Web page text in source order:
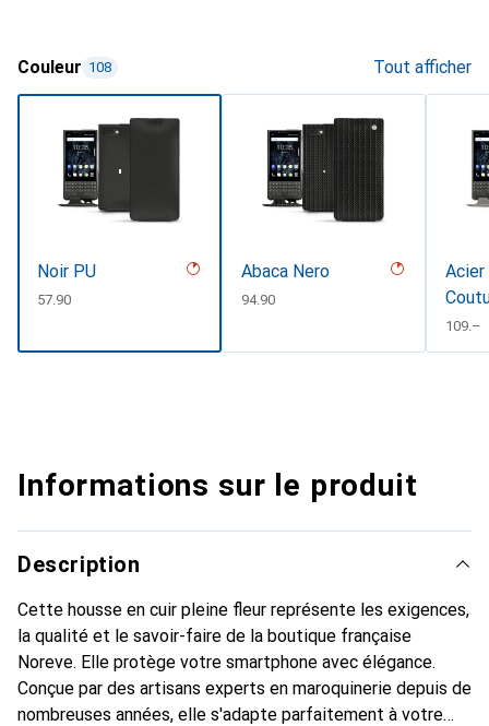
Couleur 108 Tout afficher
Noir PU
CHF
57.90
Abaca Nero
CHF
94.90
CHF
109.–
Informations sur le produit
Description
Cette housse en cuir pleine fleur représente les exigences,
la qualité et le savoir-faire de la boutique française
Noreve. Elle protège votre smartphone avec élégance.
Conçue par des artisans experts en maroquinerie depuis de
nombreuses années, elle s'adapte parfaitement à votre